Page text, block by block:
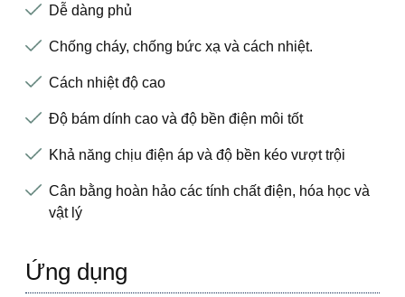
Dễ dàng phủ
Chống cháy, chống bức xạ và cách nhiệt.
Cách nhiệt độ cao
Độ bám dính cao và độ bền điện môi tốt
Khả năng chịu điện áp và độ bền kéo vượt trội
Cân bằng hoàn hảo các tính chất điện, hóa học và
vật lý
Ứng dụng